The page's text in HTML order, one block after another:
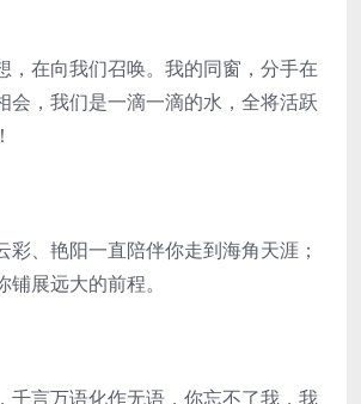
，在向我们召唤。我的同窗，分手在
会，我们是一滴一滴的水，全将活跃
彩、艳阳一直陪伴你走到海角天涯；
展远大的前程。
千言万语化作无语，你忘不了我，我